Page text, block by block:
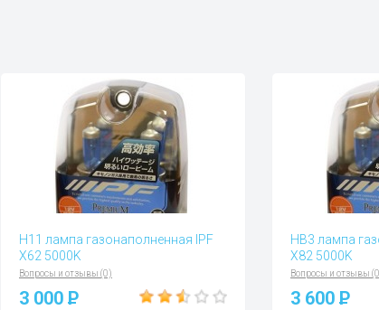
H11 лампа газонаполненная IPF
Х62 5000K
Вопросы и отзывы (0)
3 000 P
HB3 лампа
X82 5000K
Вопросы и отзывы
3 600 P